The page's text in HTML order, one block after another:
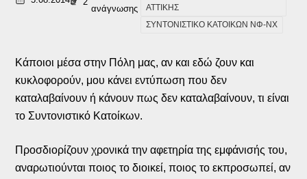
ανάγνωσης
ΑΤΤΙΚΗΣ
ΣΥΝΤΟΝΙΣΤΙΚΟ ΚΑΤΟΙΚΩΝ ΝΦ-ΝΧ
Κάποιοι μέσα στην Πόλη μας, αν και εδώ ζουν και
κυκλοφορούν, μου κάνει εντύπωση που δεν
καταλαβαίνουν ή κάνουν πως δεν καταλαβαίνουν, τι είναι
το Συντονιστικό Κατοίκων.
Προσδιορίζουν χρονικά την αφετηρία της εμφάνισής του,
αναρωτιούνται ποιος το διοικεί, ποιος το εκπροσωπεί, αν